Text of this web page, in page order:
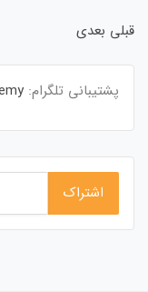
قبلی بعدی
پشتیبانی تلگرام: